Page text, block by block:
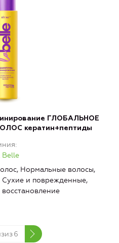
ГЛОБАЛЬНОЕ
кератин+пептиды
Belle
Нормальные волосы,
и поврежденные,
6